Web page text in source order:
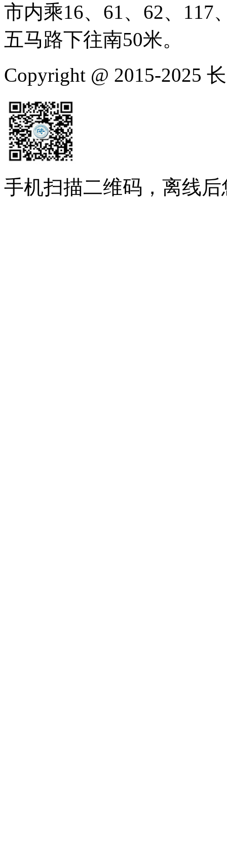
市内乘16、61、62、117
五马路下往南50米。
Copyright @ 2015-2025
手机扫描二维码，离线